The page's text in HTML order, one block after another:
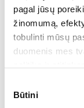
pagal jūsų
žinomumą,
tobulinti mūsų
duomenis mes
pasirinkimas
Būtini